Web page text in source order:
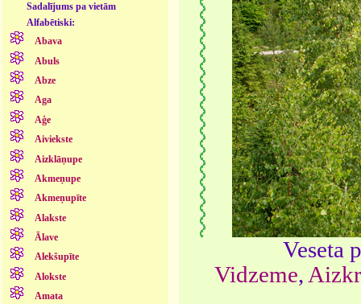
Sadalījums pa vietām
Alfabētiski:
Abava
Abuls
Abze
Aga
Aģe
Aiviekste
Aizklāņupe
Akmeņupe
Akmeņupīte
Alakste
Ālave
Alekšupīte
Alokste
Amata
Veseta
Vidzeme,